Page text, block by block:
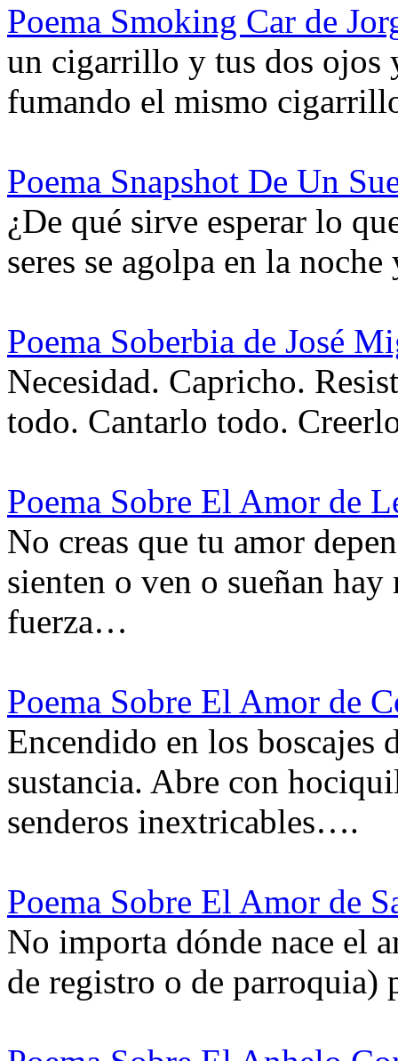
Poema Smoking Car de
un cigarrillo y tus dos ojos
fumando el mismo
Poema Snapshot De Un
¿De qué sirve esperar lo
seres se agolpa en la
Poema Soberbia de José
Necesidad. Capricho.
todo. Cantarlo todo.
Poema Sobre El Amor de
No creas que tu amor
sienten o ven o sueñan
fuerza…
Poema Sobre El Amor de
Encendido en los boscajes
sustancia. Abre con
senderos inextricables….
Poema Sobre El Amor de
No importa dónde nace el
de registro o de